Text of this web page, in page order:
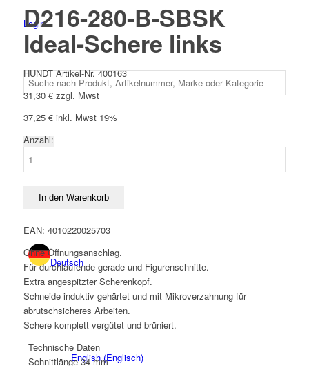
Login
Deutsch
English(Englisch)
D216-280-B-SBSK
Ideal-Schere links
HUNDT Artikel-Nr. 400163
31,30€zzgl. Mwst
37,25 €inkl. Mwst 19%
Anzahl:
SBSK
Schere
Menge
In den Warenkorb
EAN: 4010220025703
Ohne Öffnungsanschlag.
Für durchlaufende gerade und Figurenschnitte.
Extra angespitzter Scherenkopf.
Schneide induktiv gehärtet und mit Mikroverzahnung für
abrutschsicheres Arbeiten.
Schere komplett vergütet und brüniert.
Technische Daten
Schnittlänge 34 mm